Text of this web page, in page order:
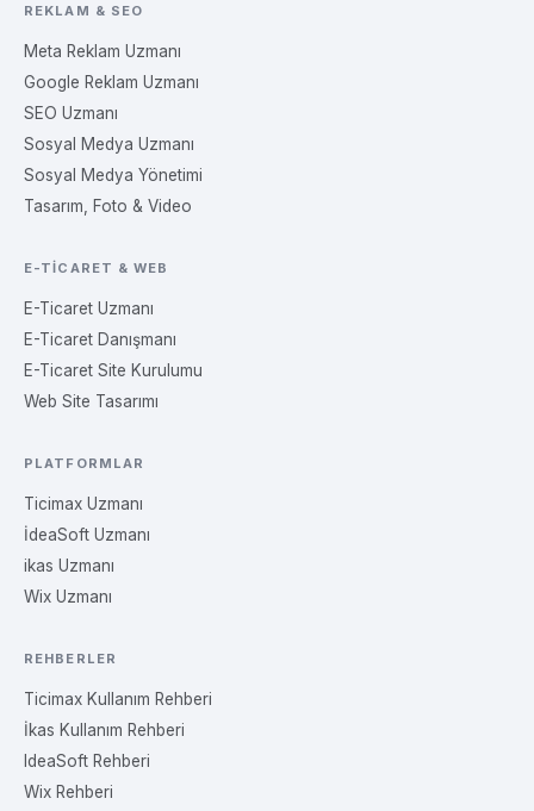
REKLAM & SEO
Meta Reklam Uzmanı
Google Reklam Uzmanı
SEO Uzmanı
Sosyal Medya Uzmanı
Sosyal Medya Yönetimi
Tasarım, Foto & Video
E-TICARET & WEB
E-Ticaret Uzmanı
E-Ticaret Danışmanı
E-Ticaret Site Kurulumu
Web Site Tasarımı
PLATFORMLAR
Ticimax Uzmanı
İdeaSoft Uzmanı
ikas Uzmanı
Wix Uzmanı
REHBERLER
Ticimax Kullanım Rehberi
İkas Kullanım Rehberi
IdeaSoft Rehberi
Wix Rehberi